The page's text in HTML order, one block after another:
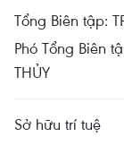
Tổng Biên tập:
Phó Tổng Biên
THỦY
Sở hữu trí tuệ